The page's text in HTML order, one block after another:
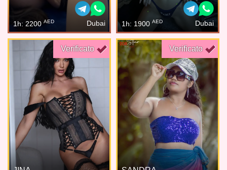
1h: 2200 AED Dubai 1h: 1900 AED Dubai
Verificato Verificato